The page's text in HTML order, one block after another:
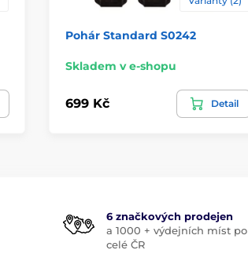
Pohár Standard S0242
Skladem v e-shopu
699 Kč Detail
6 značkových prodejen
a 1000 + výdejních míst po
celé ČR